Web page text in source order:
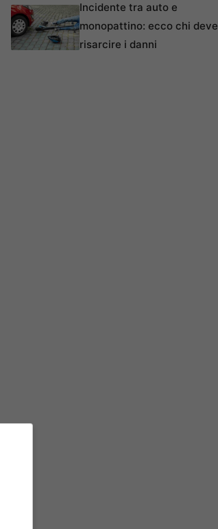
Incidente tra auto e
monopattino: ecco chi deve
risarcire i danni